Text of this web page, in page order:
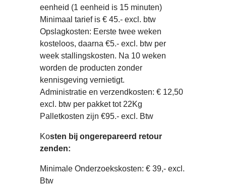
eenheid (1 eenheid is 15 minuten)
Minimaal tarief is € 45.- excl. btw
Opslagkosten: Eerste twee weken
kosteloos, daarna €5.- excl. btw per
week stallingskosten. Na 10 weken
worden de producten zonder
kennisgeving vernietigt.
Administratie en verzendkosten: € 12,50
excl. btw per pakket tot 22Kg
Palletkosten zijn €95.- excl. Btw
Kosten bij ongerepareerd retour
zenden:
Minimale Onderzoekskosten: € 39,- excl.
Btw